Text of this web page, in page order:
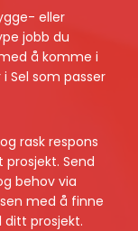
eller
jobb du
å komme i
Sel som passer
rask respons
prosjekt. Send
behov via
med å finne
ditt prosjekt.